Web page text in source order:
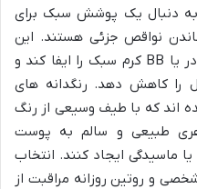
به دنبال یک پوشش سبک برای
نواقص جزئی هستند. این
محصول می تواند نقش یک کرم پودر یا BB کرم سبک را ایفا کند و
را کاهش دهد. رنگدانه های
اند که با طیف وسیعی از رنگ
طبیعی و سالم به پوست
ماسیدگی ایجاد کنند. انتخاب
و روتین روزانه مراقبت از